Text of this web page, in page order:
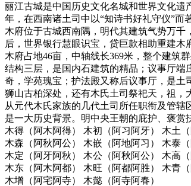
丽江古城是中国历史文化名城和世界文化遗
年，在西南诸土司中以“知诗书好礼守仪”而
木府位于古城西南隅，明代其建筑气势万千
后，世界银行慧眼识宝，贷巨款相助重建木
木府占地46亩，中轴线长369米，整个建筑
结构三层，是国内石建筑的精品；议事厅
奇，学苑瑰宝；护法殿又称后议事厅，是土
狮山古柏深处，还有木氏土司祭祀天，祖，
从元代木氏家族的几代土司所任职衔及管
是一大历史背景。明中央王朝的庇护、褒赏
木得（阿木阿得） 木初（阿习阿牙） 木土（
木森（阿秋阿公） 木嵌（阿地阿习） 木泰（
木定（阿牙阿秋） 木公（阿秋阿公） 木高（
木东（阿木阿都） 木旺（阿都阿胜） 木青（
木增（阿宅阿寺） 木懿（阿寺阿春）